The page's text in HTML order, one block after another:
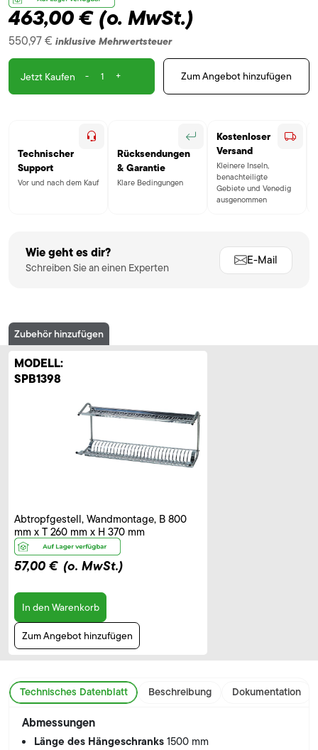
463,00 €(o. MwSt.)
550,97 € inklusive Mehrwertsteuer
Jetzt Kaufen - + Zum Angebot hinzufügen
Technischer
Support
Vor und nach dem Kauf
Rücksendungen
& Garantie
Klare Bedingungen
Kostenloser
Versand
Kleinere Inseln,
benachteiligte
Gebiete und Venedig
ausgenommen
Wie geht es dir?
Schreiben Sie an einen Experten
E-Mail
Zubehör hinzufügen
MODELL:
SPB1398
Abtropfgestell, Wandmontage, B 800
mm x T 260 mm x H 370 mm
57,00 € (o. MwSt.)
In den Warenkorb
Zum Angebot hinzufügen
Technisches Datenblatt Beschreibung Dokumentation
Abmessungen
Länge des Hängeschranks1500 mm